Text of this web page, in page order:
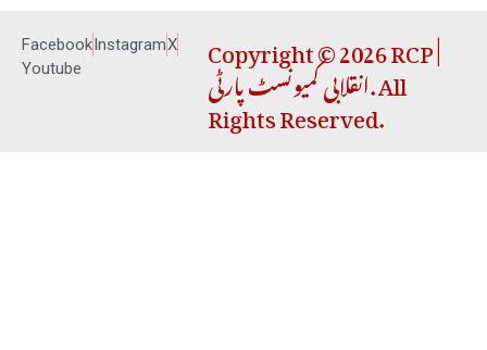
FacebookInstagramX
Youtube
Copyright © 2026 RCP |
انقلابی کمیونسٹ پارٹی. All
Rights Reserved.